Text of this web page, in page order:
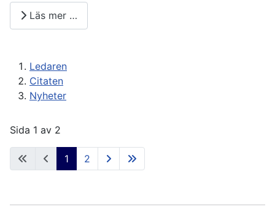
Läs mer …
Ledaren
Citaten
Nyheter
Sida 1 av 2
1 2